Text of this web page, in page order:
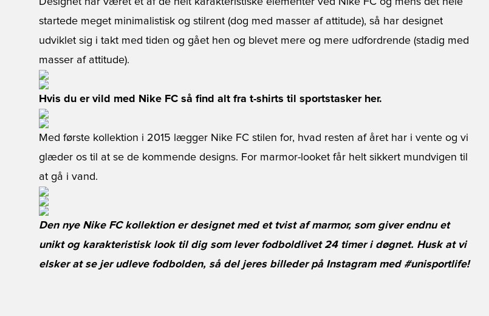
startede meget minimalistisk og stilrent (dog med masser af attitude), så har designet
udviklet sig i takt med tiden og gået hen og blevet mere og mere udfordrende (stadig med
masser af attitude).
Hvis du er vild med Nike FC så find alt fra t-shirts til sportstasker her.
Med første kollektion i 2015 lægger Nike FC stilen for, hvad resten af året har i vente og vi
glæder os til at se de kommende designs. For marmor-looket får helt sikkert mundvigen til
at gå i vand.
Den nye Nike FC kollektion er designet med et tvist af marmor, som giver endnu et
unikt og karakteristisk look til dig som lever fodboldlivet 24 timer i døgnet. Husk at vi
elsker at se jer udleve fodbolden, så del jeres billeder på Instagram med #unisportlife!